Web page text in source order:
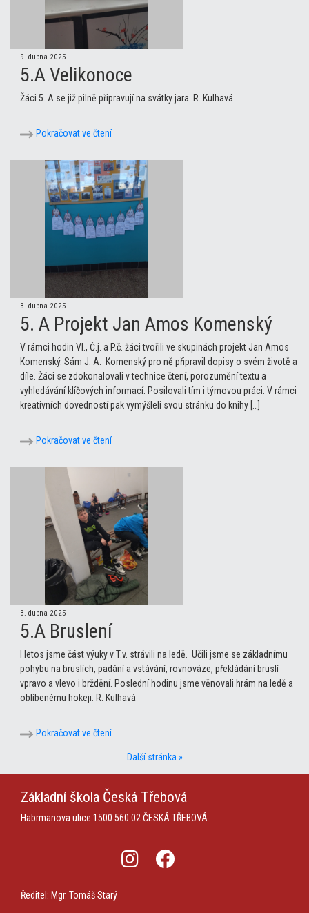
9. dubna 2025
5.A Velikonoce
Žáci 5. A se již pilně připravují na svátky jara. R. Kulhavá
Pokračovat ve čtení
3. dubna 2025
5. A Projekt Jan Amos Komenský
V rámci hodin Vl., Č.j. a P.č. žáci tvořili ve skupinách projekt Jan Amos
Komenský. Sám J. A. Komenský pro ně připravil dopisy o svém životě a
díle. Žáci se zdokonalovali v technice čtení, porozumění textu a
vyhledávání klíčových informací. Posilovali tím i týmovou práci. V rámci
kreativních dovedností pak vymýšleli svou stránku do knihy […]
Pokračovat ve čtení
3. dubna 2025
5.A Bruslení
I letos jsme část výuky v T.v. strávili na ledě. Učili jsme se základnímu
pohybu na bruslích, padání a vstávání, rovnováze, překládání bruslí
vpravo a vlevo i brždění. Poslední hodinu jsme věnovali hrám na ledě a
oblíbenému hokeji. R. Kulhavá
Pokračovat ve čtení
Další stránka »
Základní škola Česká Třebová
Habrmanova ulice 1500 560 02 ČESKÁ TŘEBOVÁ
Ředitel: Mgr. Tomáš Starý